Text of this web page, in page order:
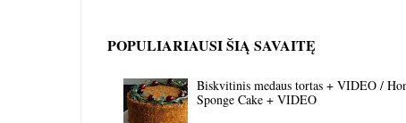
POPULIARIAUSI ŠIĄ SAVAITĘ
Biskvitinis medaus tortas + VIDEO /
Sponge Cake + VIDEO